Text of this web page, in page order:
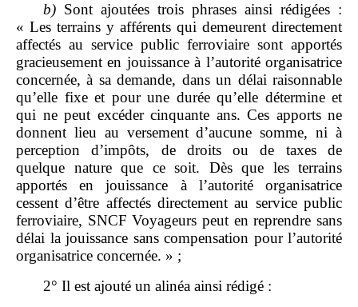
b) Sont ajoutées trois phrases ainsi rédigées :
« Les terrains y afférents qui demeurent directement
affectés au service public ferroviaire sont apportés
gracieusement en jouissance à l’autorité organisatrice
concernée, à sa demande, dans un délai raisonnable
qu’elle fixe et pour une durée qu’elle détermine et
qui ne peut excéder cinquante ans. Ces apports ne
donnent lieu au versement d’aucune somme, ni à
perception d’impôts, de droits ou de taxes de
quelque nature que ce soit. Dès que les terrains
apportés en jouissance à l’autorité organisatrice
cessent d’être affectés directement au service public
ferroviaire, SNCF Voyageurs peut en reprendre sans
délai la jouissance sans compensation pour l’autorité
organisatrice concernée. » ;
2° Il est ajouté un alinéa ainsi rédigé :